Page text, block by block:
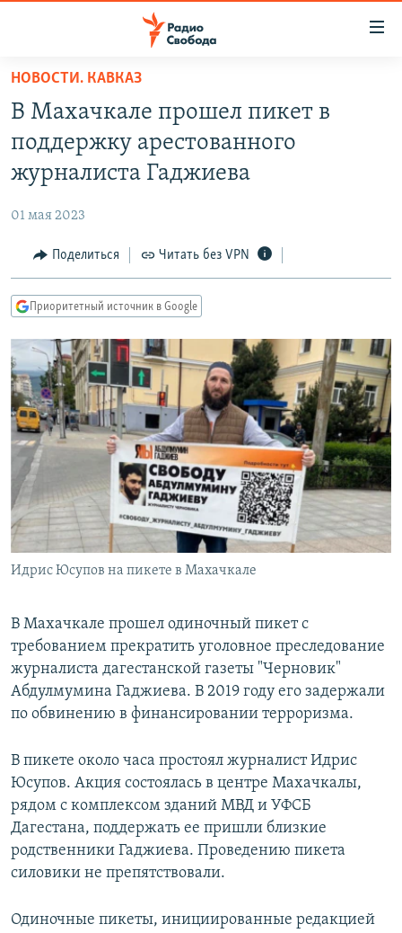
упрощенного
доступа
основному
Вернутся
Вернутся
поиску
АВТОРСКИЕ ПРОЕКТЫ
МНЕНИЯ
КУЛЬТУРА
КАВКАЗ.РЕАЛИИ
СЕВЕР.РЕАЛИИ
СИБИРЬ.РЕАЛИИ
РАСПИСАНИЕ ВЕЩАНИЯ
ПОДПИШИТЕСЬ НА РАССЫЛКУ
СОЦИАЛЬНЫЕ СЕТИ
Все сайты РСЕ/РС
НОВОСТИ. КАВКАЗ
В Махачкале прошел пикет в
поддержку арестованного
журналиста Гаджиева
01 мая 2023
Поделиться Читать без VPN
Приоритетный источник в Google
Идрис Юсупов на пикете в Махачкале
В Махачкале прошел одиночный пикет с
требованием прекратить уголовное преследование
журналиста дагестанской газеты "Черновик"
Абдулмумина Гаджиева. В 2019 году его задержали
по обвинению в финансировании терроризма.
В пикете около часа простоял журналист Идрис
Юсупов. Акция состоялась в центре Махачкалы,
рядом с комплексом зданий МВД и УФСБ
Дагестана, поддержать ее пришли близкие
родственники Гаджиева. Проведению пикета
силовики не препятствовали.
Одиночные пикеты, инициированные редакцией